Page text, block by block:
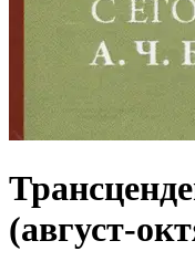
(август-